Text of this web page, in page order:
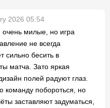
2026 05:54
очень милые, но игра
не всегда
сильно бесить в
матча. Зато яркая
полей радуют глаз.
команду побороться, но
заставляют задуматься,